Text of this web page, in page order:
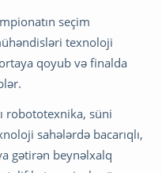
seçim
texnoloji
qoyub və finalda
robototexnika, süni
sahələrdə bacarıqlı,
gətirən beynəlxalq